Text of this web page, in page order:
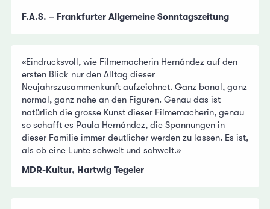
F.A.S. – Frankfurter Allgemeine Sonntagszeitung
«Eindrucksvoll, wie Filmemacherin Hernández auf den
ersten Blick nur den Alltag dieser
Neujahrszusammenkunft aufzeichnet. Ganz banal, ganz
normal, ganz nahe an den Figuren. Genau das ist
natürlich die grosse Kunst dieser Filmemacherin, genau
so schafft es Paula Hernández, die Spannungen in
dieser Familie immer deutlicher werden zu lassen. Es ist,
als ob eine Lunte schwelt und schwelt.»
MDR-Kultur, Hartwig Tegeler